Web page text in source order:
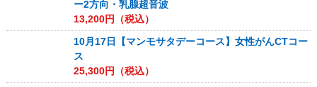
ー2方向・乳腺超音波
13,200円（税込）
10月17日【マンモサタデーコース】女性がんCTコー
ス
25,300円（税込）